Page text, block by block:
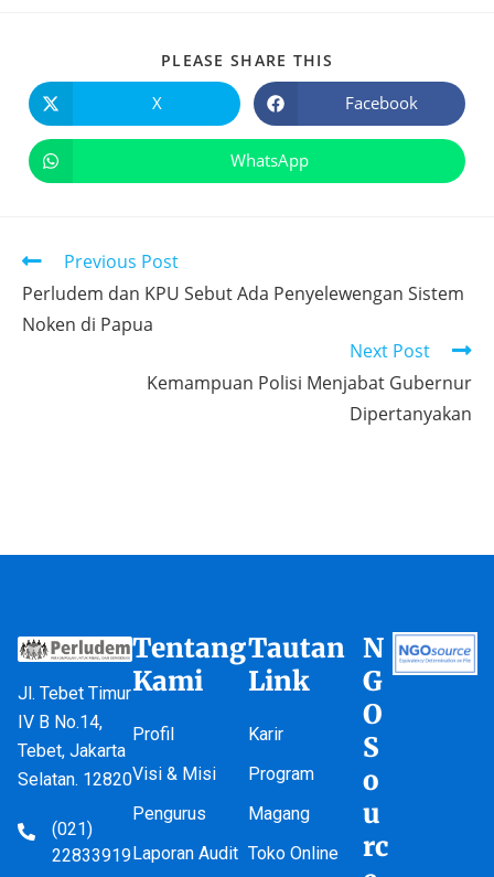
PLEASE SHARE THIS
X Facebook
WhatsApp
Previous Post
Perludem dan KPU Sebut Ada Penyelewengan Sistem
Noken di Papua
Next Post
Kemampuan Polisi Menjabat Gubernur
Dipertanyakan
Jl. Tebet Timur
IV B No.14,
Tebet, Jakarta
Selatan. 12820
(021)
22833919
Tentang
Kami
Profil
Visi & Misi
Pengurus
Laporan Audit
Tautan
Link
Karir
Program
Magang
Toko Online
N
G
O
S
o
u
rc